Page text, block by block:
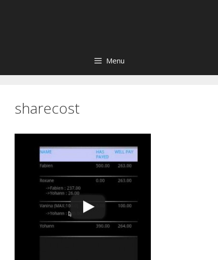
Menu
sharecost